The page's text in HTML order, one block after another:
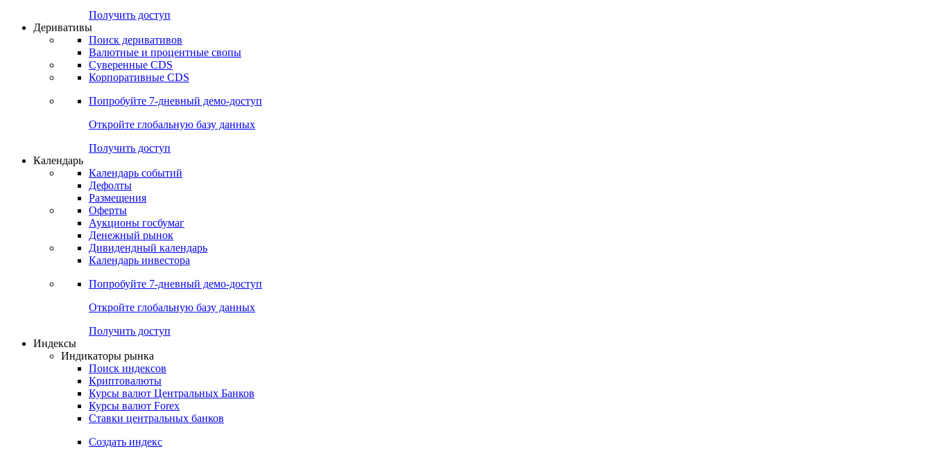
Получить доступ
Деривативы
Поиск деривативов
Валютные и процентные свопы
Суверенные CDS
Корпоративные CDS
Попробуйте 7-дневный демо-доступ
Откройте глобальную базу данных
Получить доступ
Календарь
Календарь событий
Дефолты
Размещения
Оферты
Аукционы госбумаг
Денежный рынок
Дивидендный календарь
Календарь инвестора
Попробуйте 7-дневный демо-доступ
Откройте глобальную базу данных
Получить доступ
Индексы
Индикаторы рынка
Поиск индексов
Криптовалюты
Курсы валют Центральных Банков
Курсы валют Forex
Ставки центральных банков
Создать индекс